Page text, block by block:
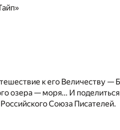
к его Величеству —
озера — моря… И
Союза Писателей.